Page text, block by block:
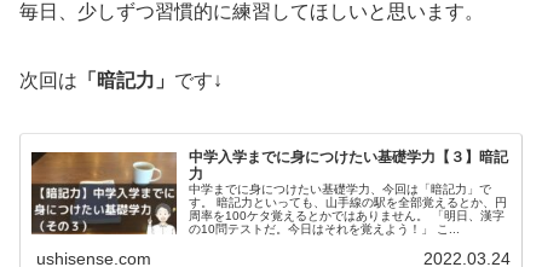
毎日、少しずつ習慣的に練習してほしいと思います。
次回は 「暗記力」 です↓
中学入学までに身につけたい基礎学力【３】暗記
力
中学までに身につけたい基礎学力、今回は「暗記力」で
す。 暗記力といっても、山手線の駅を全部覚えるとか、円
周率を100ケタ覚えるとかではありません。 「明日、漢字
の10問テストだ。今日はそれを覚えよう！」 こ...
ushisense.com 2022.03.24